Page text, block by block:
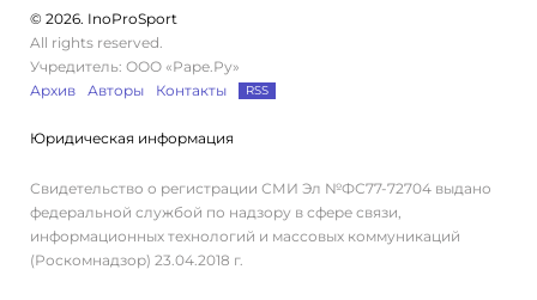
© 2026. InoProSport
All rights reserved.
Учредитель: ООО «Раре.Ру»
Архив
Авторы Контакты RSS
Юридическая информация
Свидетельство о регистрации СМИ Эл №ФС77-72704 выдано
федеральной службой по надзору в сфере связи,
информационных технологий и массовых коммуникаций
(Роскомнадзор) 23.04.2018 г.